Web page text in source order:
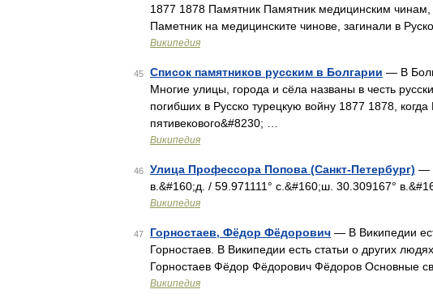
1877 1878 Памятник Памятник медицинским
Паметник на медицинските чинове, загинали в
Википедия
45 Список памятников русским в Болгарии — В
Многие улицы, города и сёла названы в честь
погибших в Русско турецкую войну 1877 1878,
пятивекового&#8230; …
Википедия
46 Улица Профессора Попова (Санкт-Петербург) —
в.&#160;д. / 59.971111° с.&#160;ш. 30.309167°
Википедия
47 Горностаев, Фёдор Фёдорович — В Википедии
Горностаев. В Википедии есть статьи о других
Горностаев Фёдор Фёдорович Фёдоров Основные
Википедия